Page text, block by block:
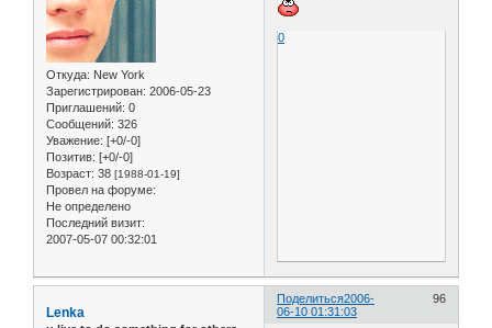
Откуда: New York
Зарегистрирован: 2006-05-23
Приглашений: 0
Сообщений: 326
Уважение: [+0/-0]
Позитив: [+0/-0]
Возраст: 38 [1988-01-19]
Провел на форуме:
Не определено
Последний визит:
2007-05-07 00:32:01
0
Поделиться 96
2006-
06-10 01:31:03
Lenka